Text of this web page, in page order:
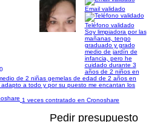
Email validado
Teléfono validado
Soy limpiadora por las
mañanas, tengo
graduado y grado
medio de jardín de
infancia, pero he
cuidado durante 3
años de 2 niños en
de 2 niñas gemelas de edad de 2 años en
a todo y por su puesto me encantan los
1 veces contratado en Cronoshare
Pedir presupuesto